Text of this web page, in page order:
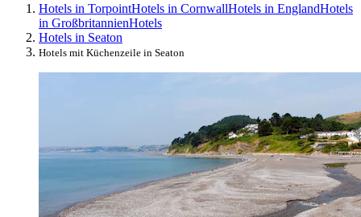
Hotels in TorpointHotels in CornwallHotels in EnglandHotels
in GroßbritannienHotels
Hotels in Seaton
Hotels mit Küchenzeile in Seaton